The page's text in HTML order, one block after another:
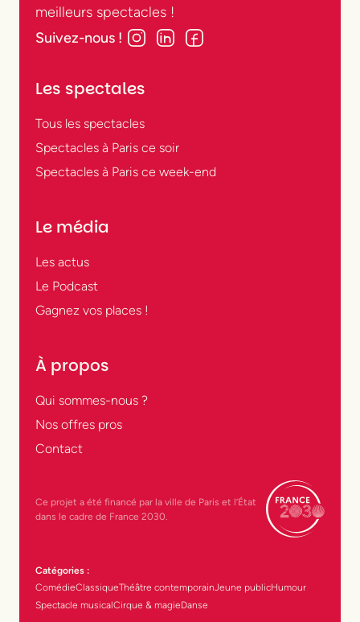
meilleurs spectacles !
Suivez-nous !
Les spectales
Tous les spectacles
Spectacles à Paris ce soir
Spectacles à Paris ce week-end
Le média
Les actus
Le Podcast
Gagnez vos places !
À propos
Qui sommes-nous ?
Nos offres pros
Contact
Ce projet a été financé par la ville de Paris et l’État
dans le cadre de France 2030.
Catégories :
ComédieClassiqueThéâtre contemporainJeune publicHumour
Spectacle musicalCirque & magieDanse